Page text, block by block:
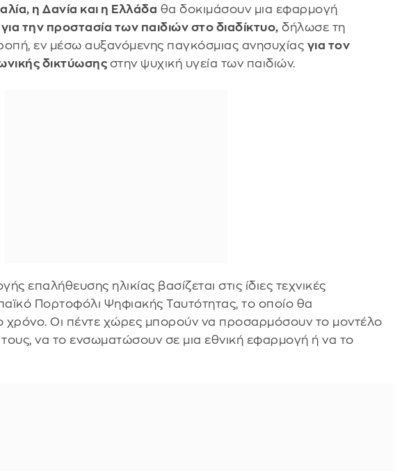
η Δανία και η Ελλάδα θα δοκιμάσουν μια εφαρμογή
για την προστασία των παιδιών στο διαδίκτυο, δήλωσε τη
εν μέσω αυξανόμενης παγκόσμιας ανησυχίας για τον
δικτύωσης στην ψυχική υγεία των παιδιών.
επαλήθευσης ηλικίας βασίζεται στις ίδιες τεχνικές
Πορτοφόλι Ψηφιακής Ταυτότητας, το οποίο θα
χρόνο. Οι πέντε χώρες μπορούν να προσαρμόσουν το μοντέλο
τους, να το ενσωματώσουν σε μια εθνική εφαρμογή ή να το